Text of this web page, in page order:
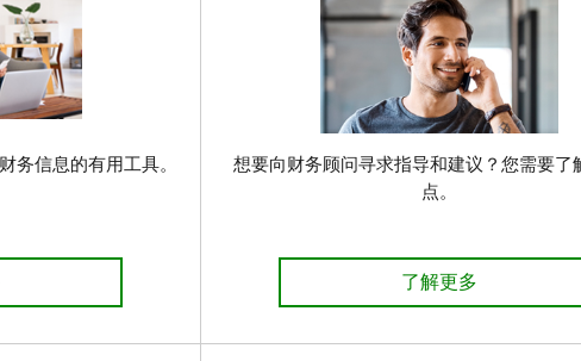
务信息的有用工具。
单中应包括哪些内容？了解更多
想要向财务顾问寻求指导和建议？您需要了
点。
准备好与TD顾问会面
了解更多